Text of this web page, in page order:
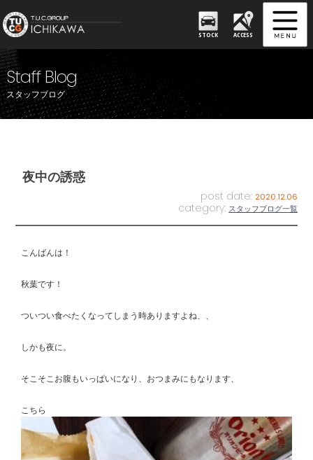
STOCK ACCESS
Staff Blog
スタッフブログ
夜中の誘惑
post date: 2020.12.06
category: スタッフブログ一覧
こんばんは！
秋葉です！
ついつい食べたくなってしまう時ありますよね、、
しかも夜に。
そこそこお腹もいっぱいになり、おつまみにもなります、
こちら